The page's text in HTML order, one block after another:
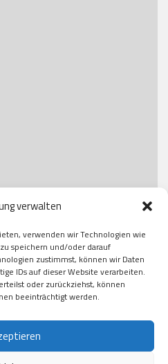
verwalten
verwenden wir Technologien wie
speichern und/oder darauf
zustimmst, können wir Daten
IDs auf dieser Website verarbeiten.
oder zurückziehst, können
beeinträchtigt werden.